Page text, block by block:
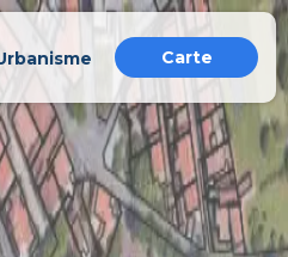
Carte